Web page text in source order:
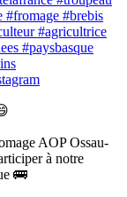
AOP Ossau-
à notre
🚌